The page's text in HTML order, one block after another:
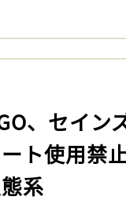
、セイン
ト使用禁
系